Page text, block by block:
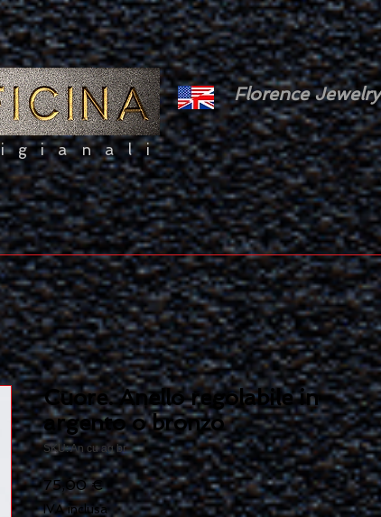
Cuore. Anello regolabile in
argento o bronzo
SKU: An cu ag br
75,00 €Prezzo
IVA inclusa
Florence Jewelry